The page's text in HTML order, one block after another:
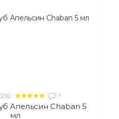
1
Апельсин Chaban 5
мл